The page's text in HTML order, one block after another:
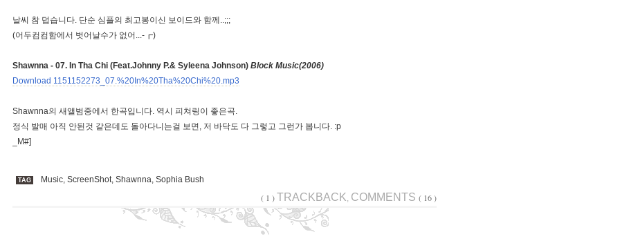
날씨 참 덥습니다. 단순 심플의 최고봉이신 보이드와 함께..;;;
(어두컴컴함에서 벗어날수가 없어...-┏)
Shawnna - 07. In Tha Chi (Feat.Johnny P.& Syleena Johnson) Block Music(2006)
Download 1151152273_07.%20In%20Tha%20Chi%20.mp3
Shawnna의 새앨범중에서 한곡입니다. 역시 피쳐링이 좋은곡.
정식 발매 아직 안된것 같은데도 돌아다니는걸 보면, 저 바닥도 다 그렇고 그런가 봅니다. :p
_M#]
TAG Music, ScreenShot, Shawnna, Sophia Bush
( 1 )TRACKBACK, COMMENTS ( 16 )